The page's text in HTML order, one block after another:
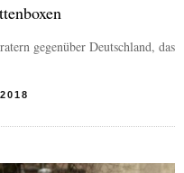
gegenüber Deutschland, das